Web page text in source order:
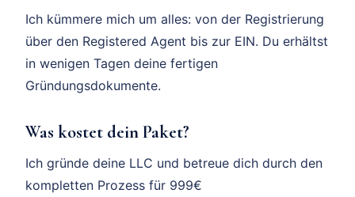
Ich kümmere mich um alles: von der Registrierung
über den Registered Agent bis zur EIN. Du erhältst
in wenigen Tagen deine fertigen
Gründungsdokumente.
Was kostet dein Paket?
Ich gründe deine LLC und betreue dich durch den
kompletten Prozess für 999€